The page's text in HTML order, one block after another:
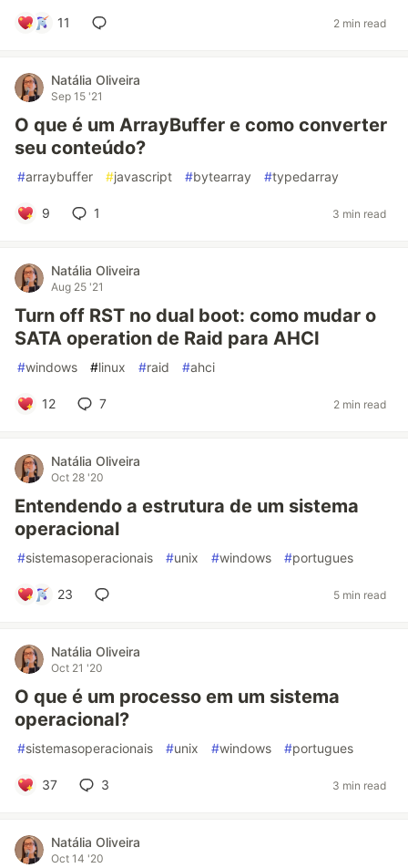
11 2 min read
Natália Oliveira
Sep 15 '21
O que é um ArrayBuffer e como converter
seu conteúdo?
#arraybuffer #javascript #bytearray #typedarray
9 1 3 min read
Natália Oliveira
Aug 25 '21
Turn off RST no dual boot: como mudar o
SATA operation de Raid para AHCI
#windows #linux #raid #ahci
12 7 2 min read
Natália Oliveira
Oct 28 '20
Entendendo a estrutura de um sistema
operacional
#sistemasoperacionais #unix #windows #portugues
23 5 min read
Natália Oliveira
Oct 21 '20
O que é um processo em um sistema
operacional?
#sistemasoperacionais #unix #windows #portugues
37 3 3 min read
Natália Oliveira
Oct 14 '20